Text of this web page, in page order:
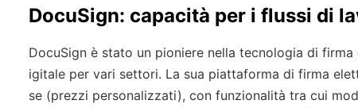
DocuSign: capacità per i flussi di
DocuSign è stato un pioniere nella tecnologia di
igitale per vari settori. La sua piattaforma di firma
se (prezzi personalizzati), con funzionalità tra cui